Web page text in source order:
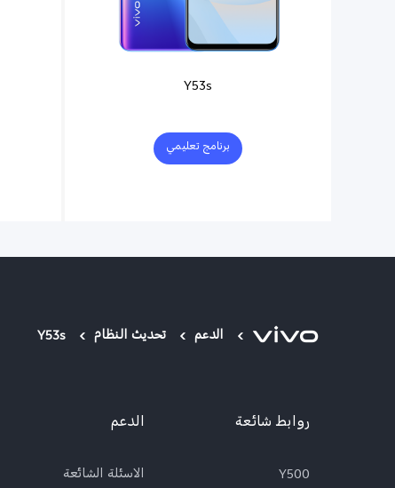
Y53s
برنامج تعليمي
الدعم تحديث النظام Y53s
روابط شائعة
Y500
الدعم
الاسئلة الشائعة